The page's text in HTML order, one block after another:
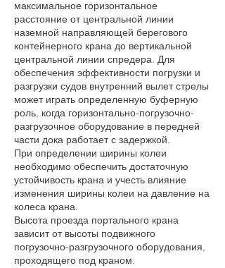
максимальное горизонтальное
расстояние от центральной линии
наземной направляющей берегового
контейнерного крана до вертикальной
центральной линии спредера. Для
обеспечения эффективности погрузки и
разгрузки судов внутренний вылет стрелы
может играть определенную буферную
роль, когда горизонтально-погрузочно-
разгрузочное оборудование в передней
части дока работает с задержкой.
При определении ширины колеи
необходимо обеспечить достаточную
устойчивость крана и учесть влияние
изменения ширины колеи на давление на
колеса крана.
Высота проезда портального крана
зависит от высоты подвижного
погрузочно-разгрузочного оборудования,
проходящего под краном.